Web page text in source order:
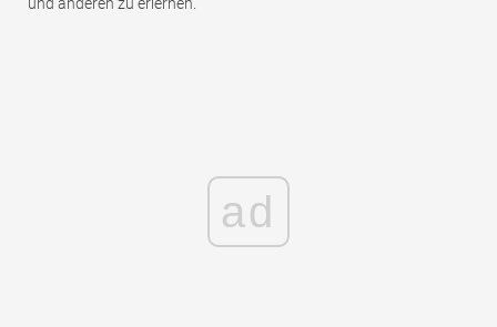
und anderen zu erlernen.
ad